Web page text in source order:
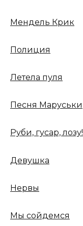
Мендель Крик
Полиция
Летела пуля
Песня Маруськи
Руби, гусар, лозу!
Девушка
Нервы
Мы сойдемся